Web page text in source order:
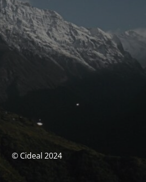
© Cideal 2024